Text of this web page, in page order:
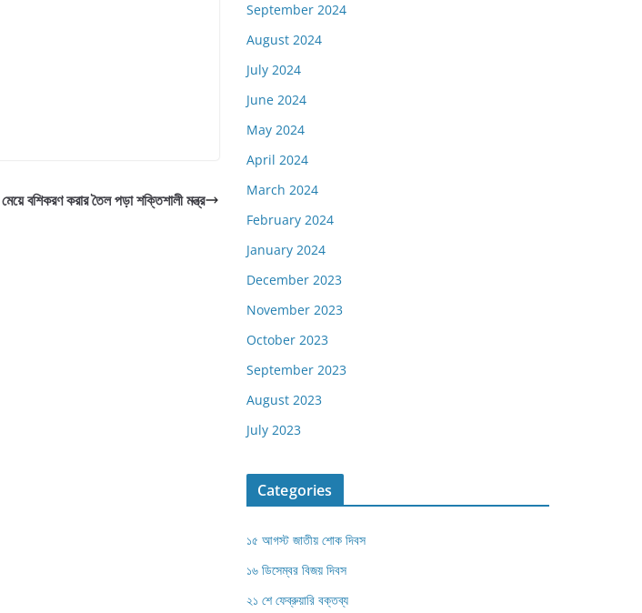
মেয়ে বশিকরণ করার তৈল পড়া শক্তিশালী মন্ত্র
September 2024
August 2024
July 2024
June 2024
May 2024
April 2024
March 2024
February 2024
January 2024
December 2023
November 2023
October 2023
September 2023
August 2023
July 2023
Categories
১৫ আগস্ট জাতীয় শোক দিবস
১৬ ডিসেম্বর বিজয় দিবস
২১ শে ফেব্রুয়ারি বক্তব্য